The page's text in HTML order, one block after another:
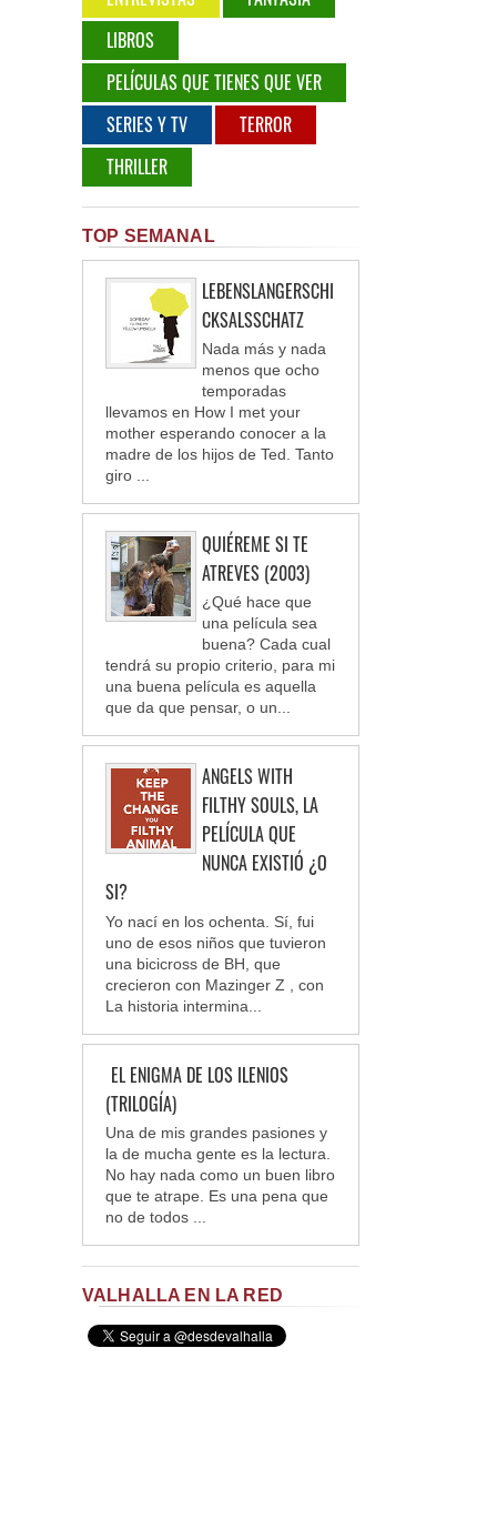
LIBROS
PELÍCULAS QUE TIENES QUE VER
SERIES Y TV
TERROR
THRILLER
TOP SEMANAL
LEBENSLANGERSCHI
CKSALSSCHATZ
Nada más y nada
menos que ocho
temporadas
llevamos en How I met your
mother esperando conocer a la
madre de los hijos de Ted. Tanto
giro ...
QUIÉREME SI TE
ATREVES (2003)
¿Qué hace que
una película sea
buena? Cada cual
tendrá su propio criterio, para mi
una buena película es aquella
que da que pensar, o un...
ANGELS WITH
FILTHY SOULS, LA
PELÍCULA QUE
NUNCA EXISTIÓ ¿O
SI?
Yo nací en los ochenta. Sí, fui
uno de esos niños que tuvieron
una bicicross de BH, que
crecieron con Mazinger Z , con
La historia intermina...
EL ENIGMA DE LOS ILENIOS
(TRILOGÍA)
Una de mis grandes pasiones y
la de mucha gente es la lectura.
No hay nada como un buen libro
que te atrape. Es una pena que
no de todos ...
VALHALLA EN LA RED